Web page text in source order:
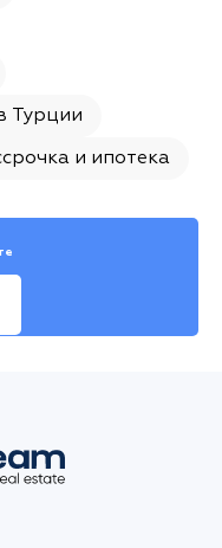
Турции
и ипотека